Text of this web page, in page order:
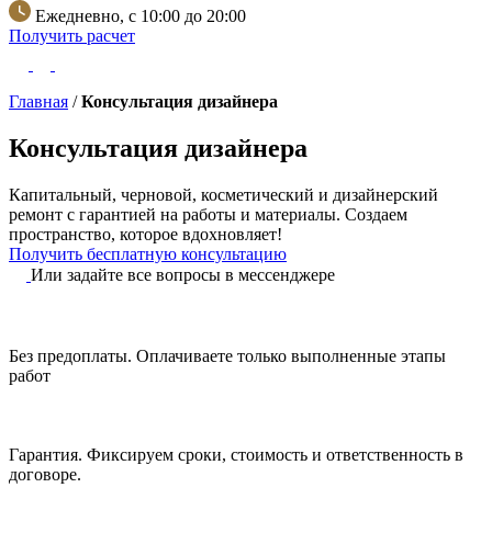
Ежедневно, с 10:00 до 20:00
Получить расчет
Главная /Консультация дизайнера
Консультация дизайнера
Капитальный, черновой, косметический и дизайнерский
ремонт с гарантией на работы и материалы. Создаем
пространство, которое вдохновляет!
Получить бесплатную консультацию
Или задайте все вопросы в мессенджере
Без предоплаты. Оплачиваете только выполненные этапы
работ
Гарантия. Фиксируем сроки, стоимость и ответственность в
договоре.